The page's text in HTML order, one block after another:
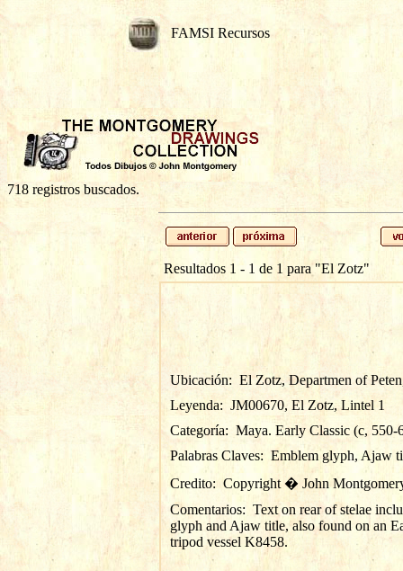
FAMSI Recursos
718 registros buscados.
Resultados 1 - 1 de 1 para"El Zotz"
Ubicación: El Zotz, Departmen of
Leyenda: JM00670, El Zotz, Lintel 1
Categoría: Maya. Early Classic (c, 550-
Palabras Claves: Emblem glyph, Ajaw
Credito: Copyright � John
Comentarios: Text on rear of stelae
glyph and Ajaw title, also found on an
tripod vessel K8458.